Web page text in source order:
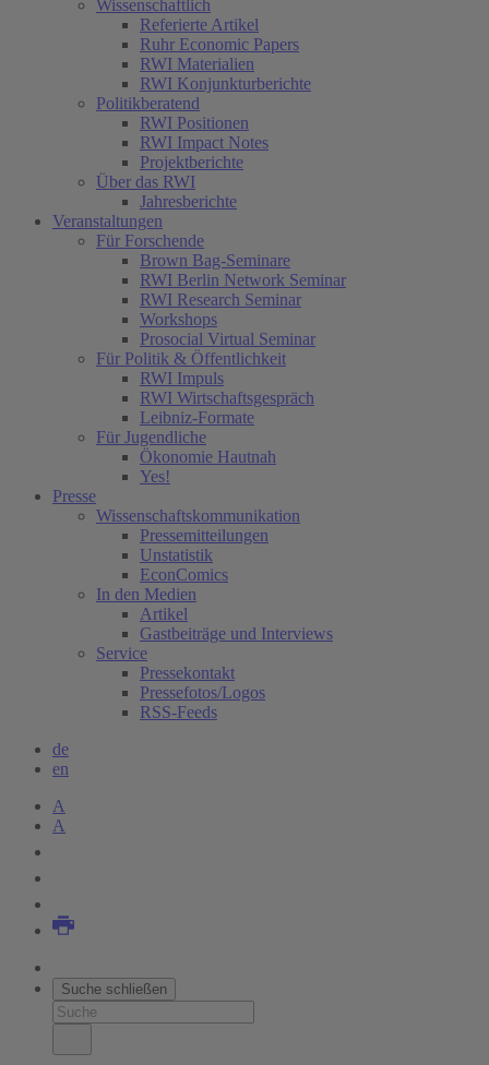
Wissenschaftlich
Referierte Artikel
Ruhr Economic Papers
RWI Materialien
RWI Konjunkturberichte
Politikberatend
RWI Positionen
RWI Impact Notes
Projektberichte
Über das RWI
Jahresberichte
Veranstaltungen
Für Forschende
Brown Bag-Seminare
RWI Berlin Network Seminar
RWI Research Seminar
Workshops
Prosocial Virtual Seminar
Für Politik & Öffentlichkeit
RWI Impuls
RWI Wirtschaftsgespräch
Leibniz-Formate
Für Jugendliche
Ökonomie Hautnah
Yes!
Presse
Wissenschaftskommunikation
Pressemitteilungen
Unstatistik
EconComics
In den Medien
Artikel
Gastbeiträge und Interviews
Service
Pressekontakt
Pressefotos/Logos
RSS-Feeds
de
en
A
A
Suche schließen